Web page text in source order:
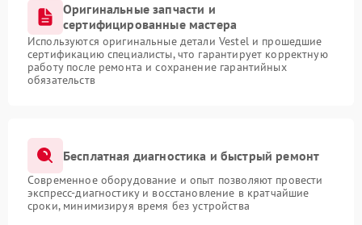
Оригинальные запчасти и
сертифицированные мастера
Используются оригинальные детали Vestel и прошедшие
сертификацию специалисты, что гарантирует корректную
работу после ремонта и сохранение гарантийных
обязательств
Бесплатная диагностика и быстрый ремонт
Современное оборудование и опыт позволяют провести
экспресс-диагностику и восстановление в кратчайшие
сроки, минимизируя время без устройства